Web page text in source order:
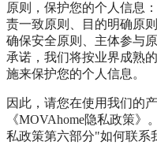
原则，保护您的个人信息
责一致原则、目的明确原
确保安全原则、主体参与
承诺，我们将按业界成熟
施来保护您的个人信息。
因此，请您在使用我们的
《MOVAhome隐私政策
私政策第六部分"如何联系